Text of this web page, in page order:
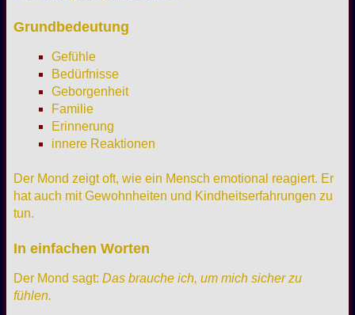
Grundbedeutung
Gefühle
Bedürfnisse
Geborgenheit
Familie
Erinnerung
innere Reaktionen
Der Mond zeigt oft, wie ein Mensch emotional reagiert. Er
hat auch mit Gewohnheiten und Kindheitserfahrungen zu
tun.
In einfachen Worten
Der Mond sagt: Das brauche ich, um mich sicher zu
fühlen.